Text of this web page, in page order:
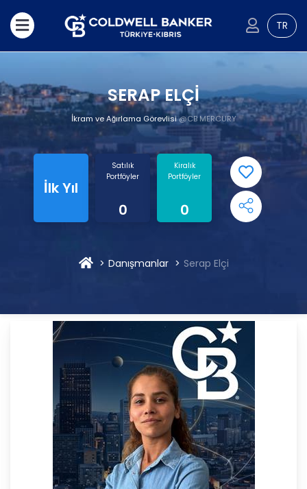
TR
SERAP ELÇİ
İkram ve Ağırlama Görevlisi@CB MERCURY
İlk Yıl
Satılık
Portföyler
0
Kiralık
Portföyler
0
Danışmanlar Serap Elçi